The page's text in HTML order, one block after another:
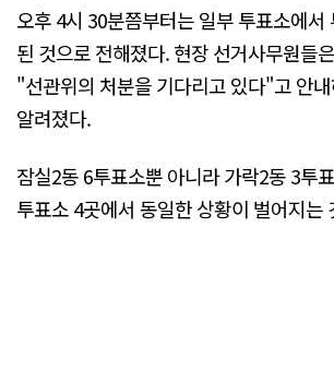
오후 4시 30분쯤부터는 일부 투표소에서
된 것으로 전해졌다. 현장 선거사무원들
"선관위의 처분을 기다리고 있다"고 안
알려졌다.
잠실2동 6투표소뿐 아니라 가락2동 3투
투표소 4곳에서 동일한 상황이 벌어지는